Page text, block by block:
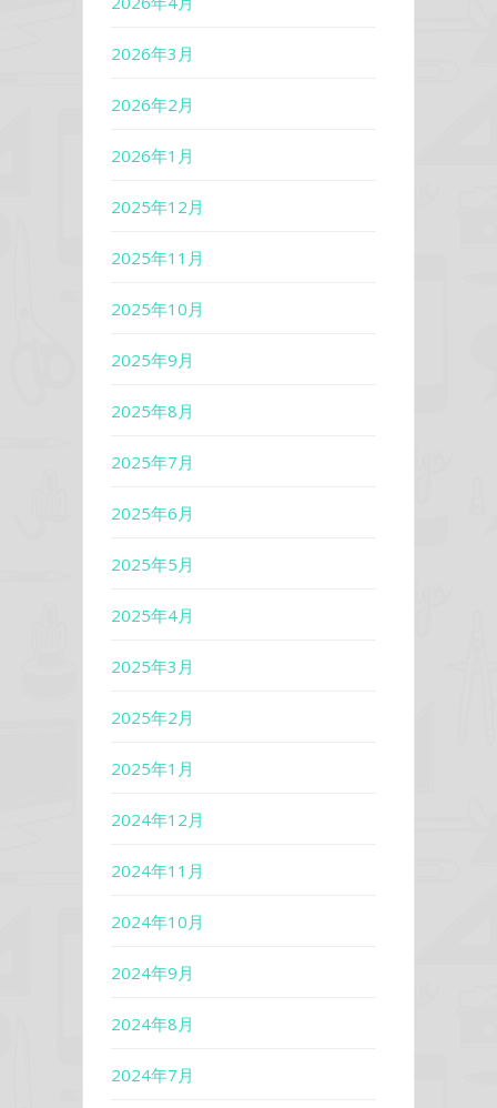
2026年3月
2026年2月
2026年1月
2025年12月
2025年11月
2025年10月
2025年9月
2025年8月
2025年7月
2025年6月
2025年5月
2025年4月
2025年3月
2025年2月
2025年1月
2024年12月
2024年11月
2024年10月
2024年9月
2024年8月
2024年7月